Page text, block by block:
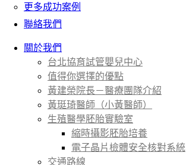
更多成功案例
聯絡我們
關於我們
台北協育試管嬰兒中心
值得你選擇的優點
黃建榮院長－醫療團隊介紹
黃珽琦醫師（小黃醫師）
生殖醫學胚胎實驗室
縮時攝影胚胎培養
電子晶片檢體安全核對系統
交通路線